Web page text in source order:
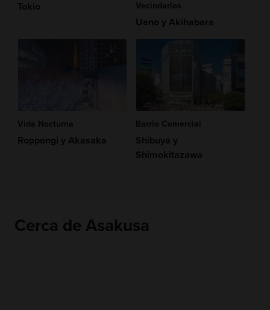
Tokio Vecindarios
Ueno y Akihabara
Vida Nocturna
Roppongi y Akasaka
Barrio Comercial
Shibuya y
Shimokitazawa
Cerca de Asakusa